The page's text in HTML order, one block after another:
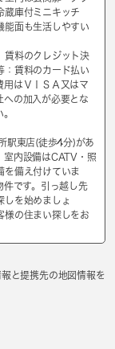
蔵庫付ミニキッチ
能面も生活しやすい
料のクレジット決
賃料のカード払い
用はＶＩＳＡ又はマ
への加入が必要とな
駅東店(徒歩4分)があ
室内設備はCATV・照
を備え付けていま
件です。引っ越し先
しを始めましょ
の住まい探しをお
と提携先の地図情報を